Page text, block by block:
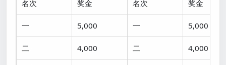
名次 奖金 名次 奖金
一 5,000 一 5,000
二 4,000 二 4,000